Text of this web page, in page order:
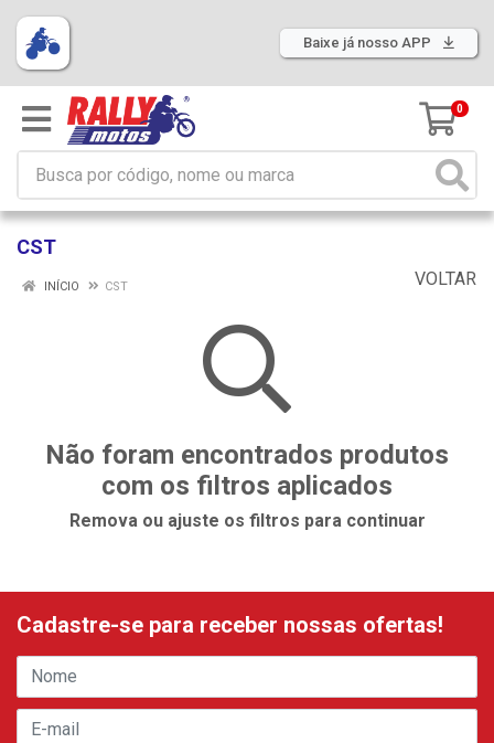
Baixe já nosso APP
0
CST
VOLTAR
INÍCIO CST
Não foram encontrados produtos
com os filtros aplicados
Remova ou ajuste os filtros para continuar
Cadastre-se para receber nossas ofertas!